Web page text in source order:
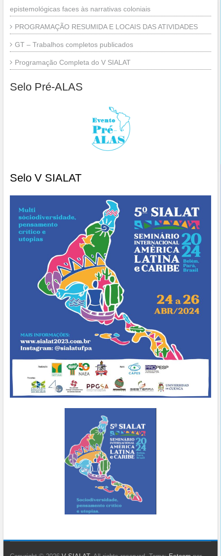
epistemológicas faces às narrativas coloniais
PROGRAMAÇÃO RESUMIDA E LOCAIS DAS ATIVIDADES
GT – Trabalhos completos publicados
Programação Completa do V SIALAT
Selo Pré-ALAS
Selo V SIALAT